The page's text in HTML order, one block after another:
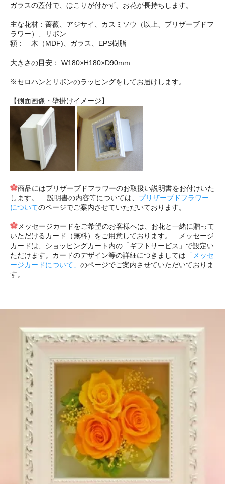
ガラスの蓋付で、ほこりが付かず、お花が長持ちします。
主な花材：薔薇、アジサイ、カスミソウ（以上、プリザーブドフ
ラワー）、リボン
額： 木（MDF)、ガラス、EPS樹脂
大きさの目安： W180×H180×D90mm
※セロハンとリボンのラッピングをしてお届けします。
【側面画像・壁掛けイメージ】
商品にはプリザーブドフラワーのお取扱い説明書をお付けいた
します。 説明書の内容等については、 プリザーブドフラワー
についてのページでご案内させていただいております。
メッセージカードをご希望のお客様へは、お花と一緒に贈って
いただけるカード（無料）をご用意しております。 メッセージ
カードは、ショッピングカート内の「ギフトサービス」で設定い
ただけます。カードのデザイン等の詳細につきましては 「メッセ
ージカードについて」 のページでご案内させていただいておりま
す。